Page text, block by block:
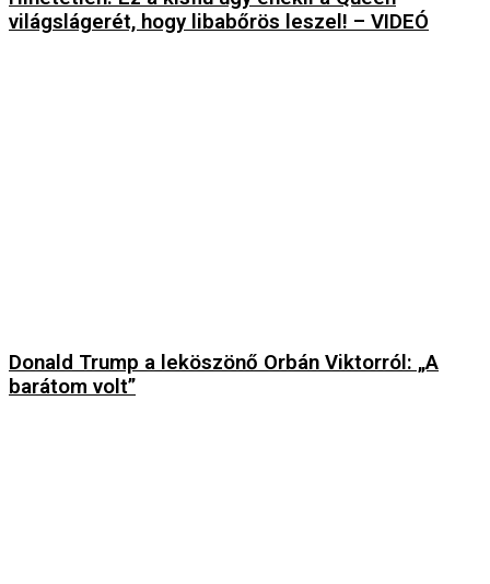
világslágerét, hogy libabőrös leszel! – VIDEÓ
Donald Trump a leköszönő Orbán Viktorról: „A
barátom volt”